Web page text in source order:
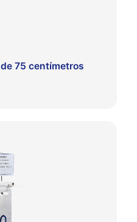
75 centímetros